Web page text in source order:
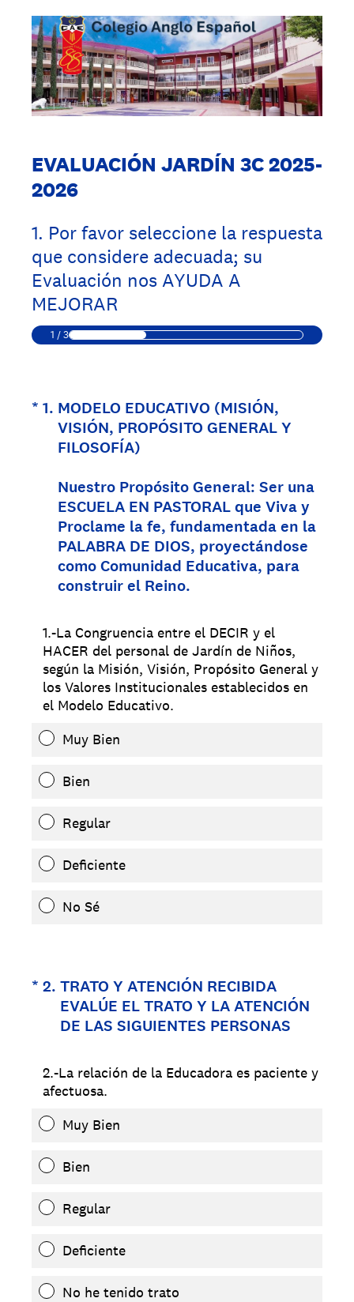
EVALUACIÓN JARDÍN 3C 2025-
2026
1. Por favor seleccione la respuesta
que considere adecuada; su
Evaluación nos AYUDA A
MEJORAR
1 /3
* 1. MODELO EDUCATIVO (MISIÓN,
VISIÓN, PROPÓSITO GENERAL Y
FILOSOFÍA)
Nuestro Propósito General: Ser una
ESCUELA EN PASTORAL que Viva y
Proclame la fe, fundamentada en la
PALABRA DE DIOS, proyectándose
como Comunidad Educativa, para
construir el Reino.
(Obligatorio).
1.-La Congruencia entre el DECIR y el
HACER del personal de Jardín de Niños,
según la Misión, Visión, Propósito General y
los Valores Institucionales establecidos en
el Modelo Educativo.
Muy Bien
Bien
Regular
Deficiente
No Sé
* 2. TRATO Y ATENCIÓN RECIBIDA
EVALÚE EL TRATO Y LA ATENCIÓN
DE LAS SIGUIENTES PERSONAS
(Obligatorio).
2.-La relación de la Educadora es paciente y
afectuosa.
Muy Bien
Bien
Regular
Deficiente
No he tenido trato